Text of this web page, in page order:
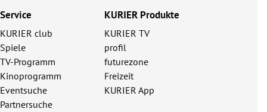
Service
KURIER club
Spiele
TV-Programm
Kinoprogramm
Eventsuche
Partnersuche
KURIER Produkte
KURIER TV
profil
futurezone
Freizeit
KURIER App